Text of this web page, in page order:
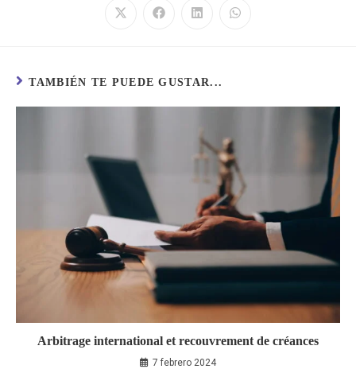
TAMBIÉN TE PUEDE GUSTAR...
Arbitrage international et recouvrement de créances
7 febrero 2024